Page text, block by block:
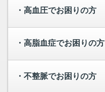
・高血圧でお困りの方
・高脂血症でお困りの方
・不整脈でお困りの方